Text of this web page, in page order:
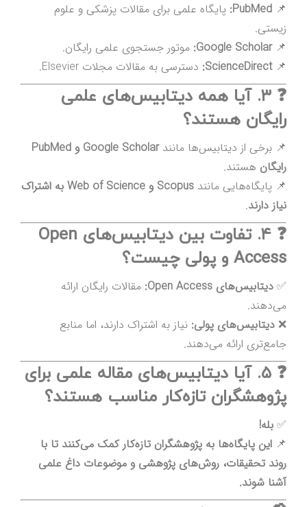
📌
PubMed: پایگاه علمی برای مقالات پزشکی و علوم
زیستی.
📌
Google Scholar: موتور جستجوی علمی رایگان.
📌
ScienceDirect: دسترسی به مقالات مجلات Elsevier.
❓ ۳. آیا همه دیتابیس‌های علمی
رایگان هستند؟
📌 برخی از دیتابیس‌ها مانند
Google Scholar و PubMed
رایگان هستند.
📌 پایگاه‌هایی مانند
Scopus و Web of Science به اشتراک
نیاز دارند.
❓ ۴. تفاوت بین دیتابیس‌های Open
Access و پولی چیست؟
✅ دیتابیس‌های Open Access:
مقالات رایگان ارائه
می‌دهند.
❌ دیتابیس‌های پولی: نیاز به اشتراک دارند، اما منابع
جامع‌تری ارائه می‌دهند.
❓ ۵. آیا دیتابیس‌های مقاله علمی برای
پژوهشگران تازه‌کار مناسب هستند؟
✅ بله!
📌 این پایگاه‌ها به پژوهشگران تازه‌کار کمک می‌کنند تا با
روند تحقیقات، روش‌های پژوهشی و موضوعات داغ علمی
آشنا شوند.